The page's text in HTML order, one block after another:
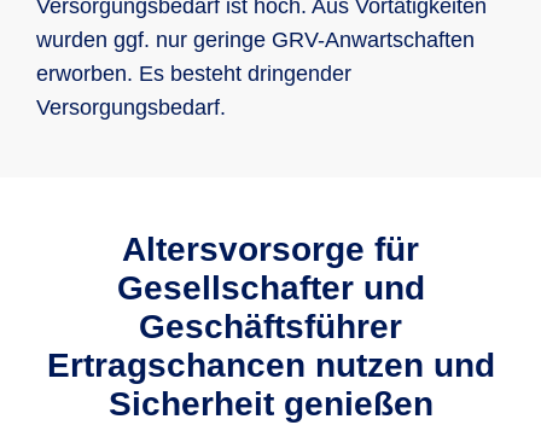
Versorgungsbedarf ist hoch. Aus Vortätigkeiten
wurden ggf. nur geringe GRV-Anwartschaften
erworben. Es besteht dringender
Versorgungsbedarf.
Altersvorsorge für
Gesellschafter und
Geschäftsführer
Ertragschancen nutzen und
Sicherheit genießen